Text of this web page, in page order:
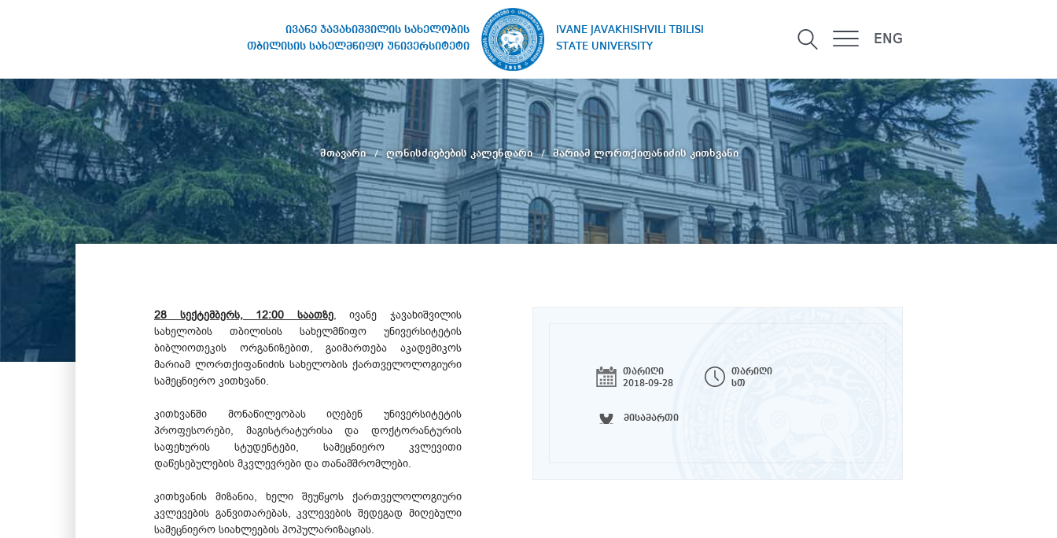
ივანე ჯავახიშვილის სახელობის
თბილისის სახელმწიფო უნივერსიტეტი
IVANE JAVAKHISHVILI TBILISI
STATE UNIVERSITY
ENG
სახელობის თბილისის
სახელმწიფო უნივერსიტეტი
მთავარი ღონისძიებების კალენდარი მარიამ ლორთქიფანიძის კითხვანი
თარიღი
2018-09-28
თარიღი
სთ
მისამართი
28 სექტემბერს, 12:00 საათზე, ივანე ჯავახიშვილის
სახელობის თბილისის სახელმწიფო უნივერსიტეტის
ბიბლიოთეკის ორგანიზებით, გაიმართება აკადემიკოს
მარიამ ლორთქიფანიძის სახელობის ქართველოლოგიური
სამეცნიერო კითხვანი.
კითხვანში მონაწილეობას იღებენ უნივერსიტეტის
პროფესორები, მაგისტრატურისა და დოქტორანტურის
საფეხურის სტუდენტები, სამეცნიერო კვლევითი
დაწესებულების მკვლევრები და თანამშრომლები.
კითხვანის მიზანია, ხელი შეუწყოს ქართველოლოგიური
კვლევების განვითარებას, კვლევების შედეგად მიღებული
სამეცნიერო სიახლეების პოპულარიზაციას.